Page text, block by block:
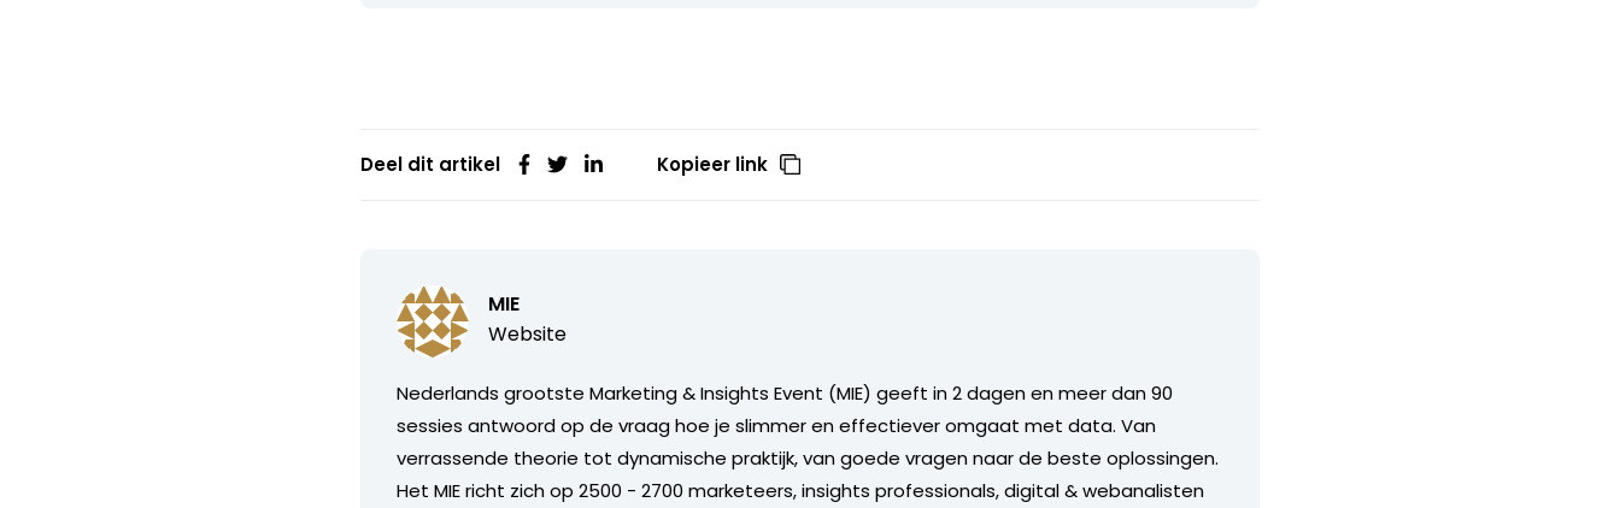
Deel dit artikel Kopieer link
MIE
Website
Nederlands grootste Marketing & Insights Event (MIE) geeft in 2 dagen en meer dan 90
sessies antwoord op de vraag hoe je slimmer en effectiever omgaat met data. Van
verrassende theorie tot dynamische praktijk, van goede vragen naar de beste oplossingen.
Het MIE richt zich op 2500 - 2700 marketeers, insights professionals, digital & webanalisten